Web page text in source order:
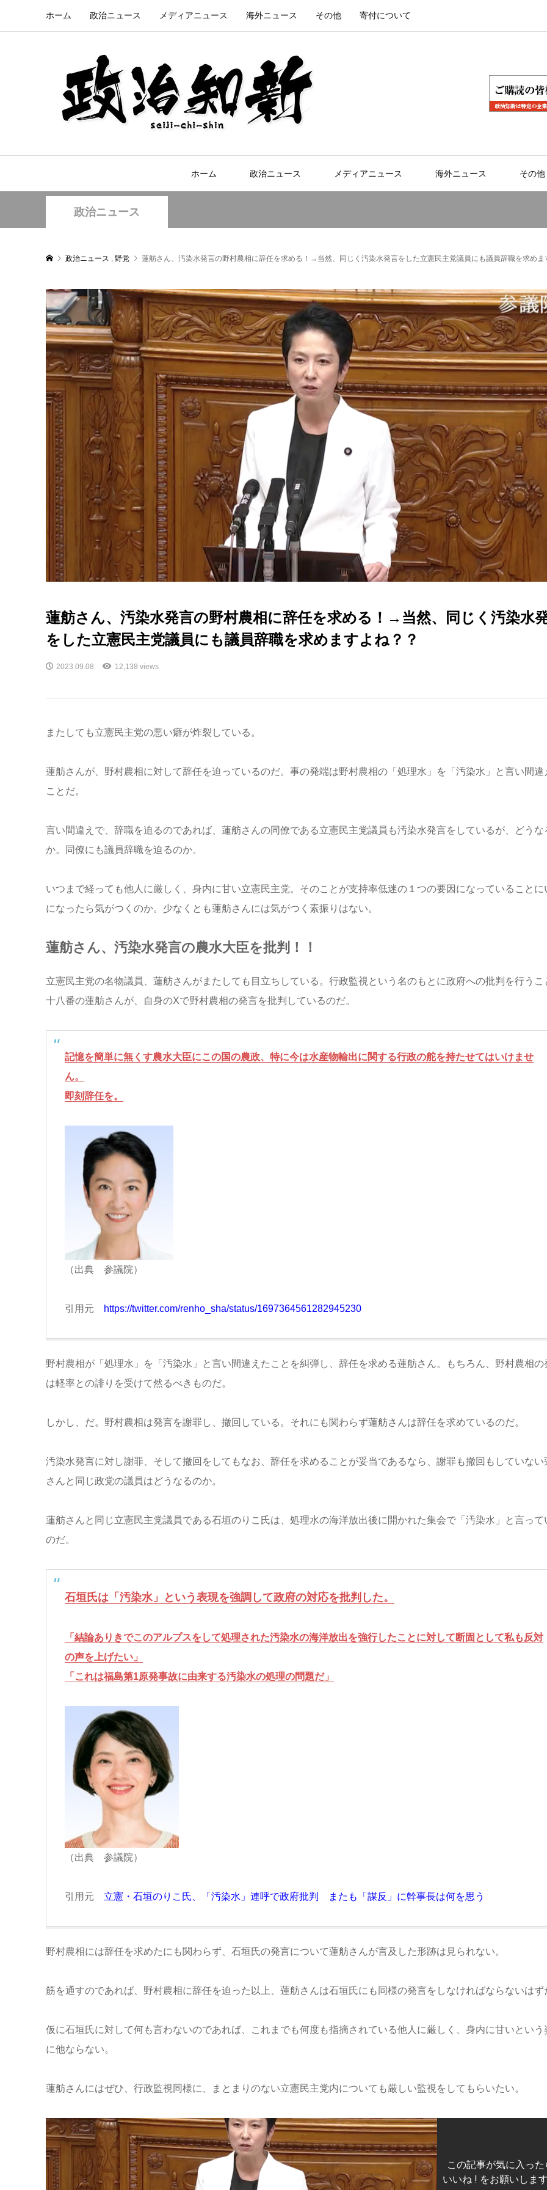
ホーム 政治ニュース メディアニュース 海外ニュース その他 寄付について
ホーム 政治ニュース メディアニュース 海外ニュース その他
政治ニュース
政治ニュース , 野党 蓮舫さん、汚染水発言の野村農相に辞任を求める！→当然、同じく汚染水発言をした立憲民主党議員にも議員辞職を求めま
蓮舫さん、汚染水発言の野村農相に辞任を求める！→当然、同じく汚染水
をした立憲民主党議員にも議員辞職を求めますよね？？
2023.09.08 12,138 views
またしても立憲民主党の悪い癖が炸裂している。
蓮舫さんが、野村農相に対して辞任を迫っているのだ。事の発端は野村農相の「処理水」を「汚染水」と言い間違
ことだ。
言い間違えで、辞職を迫るのであれば、蓮舫さんの同僚である立憲民主党議員も汚染水発言をしているが、どうな
か。同僚にも議員辞職を迫るのか。
いつまで経っても他人に厳しく、身内に甘い立憲民主党。そのことが支持率低迷の１つの要因になっていることに
になったら気がつくのか。少なくとも蓮舫さんには気がつく素振りはない。
蓮舫さん、汚染水発言の農水大臣を批判！！
立憲民主党の名物議員、蓮舫さんがまたしても目立ちしている。行政監視という名のもとに政府への批判を行うこ
十八番の蓮舫さんが、自身のXで野村農相の発言を批判しているのだ。
記憶を簡単に無くす農水大臣にこの国の農政、特に今は水産物輸出に関する行政の舵を持たせてはいけませ
ん。
即刻辞任を。
（出典 参議院）
引用元 https://twitter.com/renho_sha/status/1697364561282945230
野村農相が「処理水」を「汚染水」と言い間違えたことを糾弾し、辞任を求める蓮舫さん。もちろん、野村農相の
は軽率との誹りを受けて然るべきものだ。
しかし、だ。野村農相は発言を謝罪し、撤回している。それにも関わらず蓮舫さんは辞任を求めているのだ。
汚染水発言に対し謝罪、そして撤回をしてもなお、辞任を求めることが妥当であるなら、謝罪も撤回もしていない
さんと同じ政党の議員はどうなるのか。
蓮舫さんと同じ立憲民主党議員である石垣のりこ氏は、処理水の海洋放出後に開かれた集会で「汚染水」と言って
のだ。
石垣氏は「汚染水」という表現を強調して政府の対応を批判した。
「結論ありきでこのアルプスをして処理された汚染水の海洋放出を強行したことに対して断固として私も反対
の声を上げたい」
「これは福島第1原発事故に由来する汚染水の処理の問題だ」
（出典 参議院）
引用元 立憲・石垣のりこ氏、「汚染水」連呼で政府批判 またも「謀反」に幹事長は何を思う
野村農相には辞任を求めたにも関わらず、石垣氏の発言について蓮舫さんが言及した形跡は見られない。
筋を通すのであれば、野村農相に辞任を迫った以上、蓮舫さんは石垣氏にも同様の発言をしなければならないはず
仮に石垣氏に対して何も言わないのであれば、これまでも何度も指摘されている他人に厳しく、身内に甘いという
に他ならない。
蓮舫さんにはぜひ、行政監視同様に、まとまりのない立憲民主党内についても厳しい監視をしてもらいたい。
この記事が気に入った
いいね ! をお願いしま